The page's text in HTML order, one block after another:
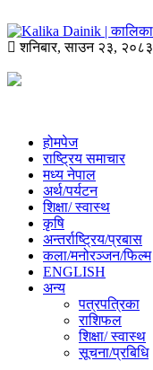
शनिबार,साउन २३, २०८३
होमपेज
राष्ट्रिय समाचार
मध्य नेपाल
अर्थ/पर्यटन
शिक्षा/ स्वास्थ
कृषि
अन्तर्राष्ट्रिय/प्रबास
कला/मनोरञ्जन/फिल्म
ENGLISH
अन्य
पत्रपत्रिका
राशिफल
शिक्षा/ स्वास्थ
सूचना/प्रबिधि